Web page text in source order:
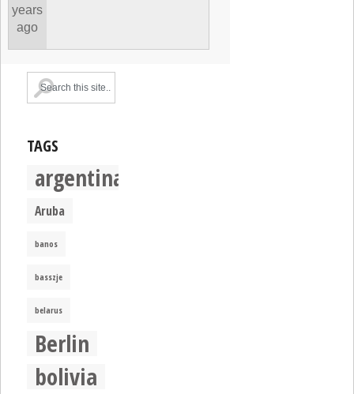
years
ago
TAGS
argentina
Aruba
banos
basszje
belarus
Berlin
bolivia